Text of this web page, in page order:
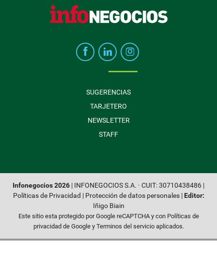
SUGERENCIAS
TARJETERO
NEWSLETTER
STAFF
Infonegocios 2026 | INFONEGOCIOS S.A. · CUIT: 30710438486 |
Políticas de Privacidad | Protección de datos personales| Editor:
Iñigo Biain
Este sitio esta protegido por Google reCAPTCHA y con Políticas de
privacidad de Googley Terminos del servicioaplicados.